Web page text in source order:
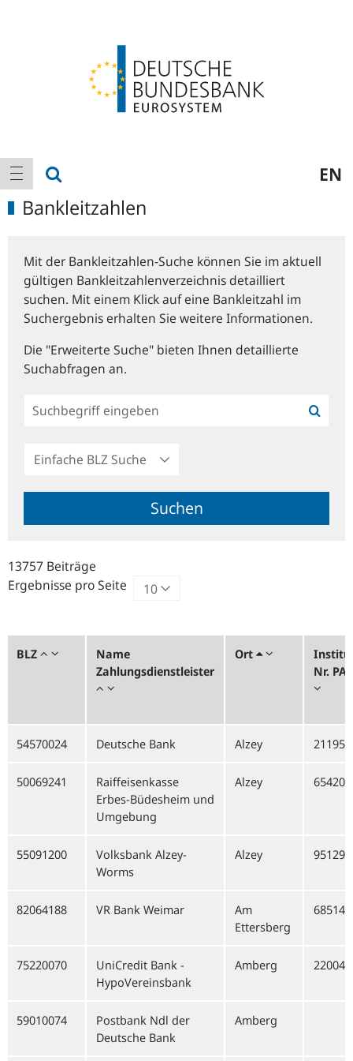
Hauptnavigation
Navigation anzeigen EN
Bankleitzahlen
Mit der Bankleitzahlen-Suche können Sie im aktuell
gültigen Bankleitzahlenverzeichnis detailliert
suchen. Mit einem Klick auf eine Bankleitzahl im
Suchergebnis erhalten Sie weitere Informationen.
Die "Erweiterte Suche" bieten Ihnen detaillierte
Suchabfragen an.
Einfache
Suche
Suchen
13757 Beiträge
Ergebnisse pro Seite
BLZ
Name
Zahlungsdienstleister
Ort
Nr.
54570024 Deutsche Bank Alzey 21195
50069241
Raiffeisenkasse
Erbes-Büdesheim und
Umgebung
Alzey 65420
55091200
Volksbank Alzey-
Worms
Alzey 95129
82064188 VR Bank Weimar
Am
Ettersberg
68514
75220070
UniCredit Bank -
HypoVereinsbank
Amberg 22004
59010074
Postbank Ndl der
Deutsche Bank
Amberg